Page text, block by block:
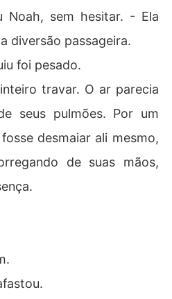
Noah, sem hesitar. - Ela
diversão passageira.
foi pesado.
travar. O ar parecia
seus pulmões. Por um
desmaiar ali mesmo,
de suas mãos,